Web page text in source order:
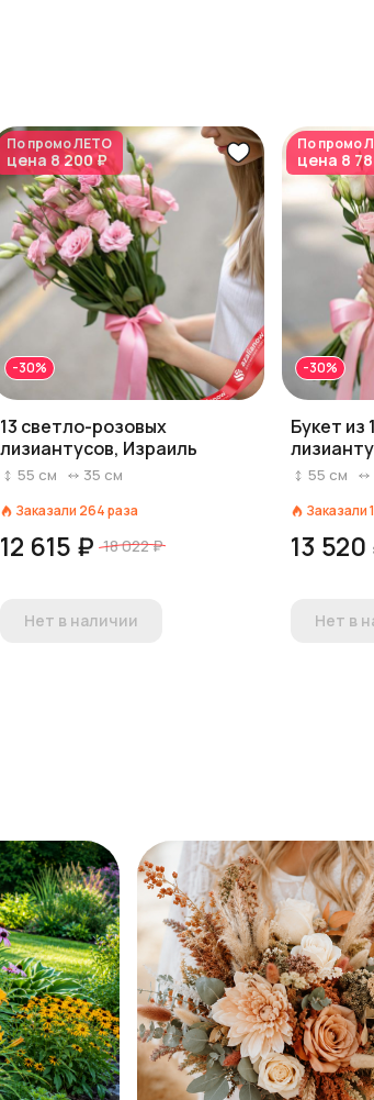
По промоЛЕТО
цена 8 200 ₽
-30%
13 светло-розовых
лизиантусов, Израиль
55 см 35 см
Заказали 264раза
12 615 ₽ 18 022 ₽
Нет в наличии
По промо
цена 8
-30%
Букет из
лентой
55 см
Заказали
13
Нет в